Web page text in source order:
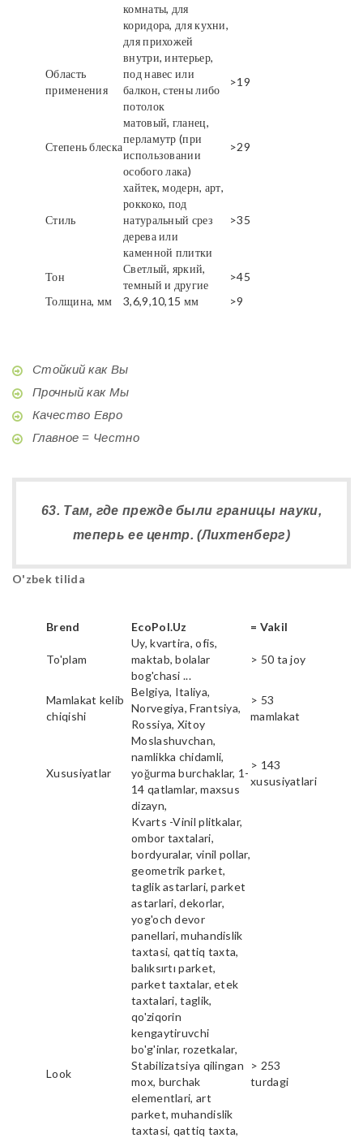
комнаты, для
коридора, для кухни,
для прихожей
Область
применения
внутри, интерьер,
под навес или
балкон, стены либо
потолок
>19
Степень блеска
матовый, гланец,
перламутр (при
использовании
особого лака)
>29
Стиль
хайтек, модерн, арт,
роккоко, под
натуральный срез
дерева или
каменной плитки
>35
Тон
Светлый, яркий,
темный и другие
>45
Толщина, мм
3,6,9,10,15 мм >9
Стойкий как Вы
Прочный как Мы
Качество Евро
Главное = Честно
63. Там, где прежде были границы науки,
теперь ее центр. (Лихтенберг)
O'zbek tilida
Brend EcoPol.Uz = Vakil
To'plam
Uy, kvartira, ofis,
maktab, bolalar
bog'chasi ...
> 50 ta joy
Mamlakat kelib
chiqishi
Belgiya, Italiya,
Norvegiya, Frantsiya,
Rossiya, Xitoy
> 53
mamlakat
Xususiyatlar
Moslashuvchan,
namlikka chidamli,
yoğurma burchaklar, 1-
14 qatlamlar, maxsus
dizayn,
> 143
xususiyatlari
Look
Kvarts -Vinil plitkalar,
ombor taxtalari,
bordyuralar, vinil pollar,
geometrik parket,
taglik astarlari, parket
astarlari, dekorlar,
yog'och devor
panellari, muhandislik
taxtasi, qattiq taxta,
balıksırtı parket,
parket taxtalar, etek
taxtalari, taglik,
qo'ziqorin
kengaytiruvchi
bo'g'inlar, rozetkalar,
Stabilizatsiya qilingan
mox, burchak
elementlari, art
parket, muhandislik
taxtasi, qattiq taxta,
> 253
turdagi